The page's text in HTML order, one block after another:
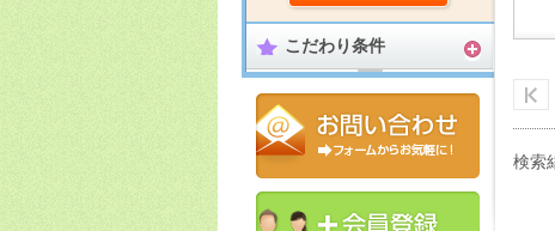
こだわり条件
検索